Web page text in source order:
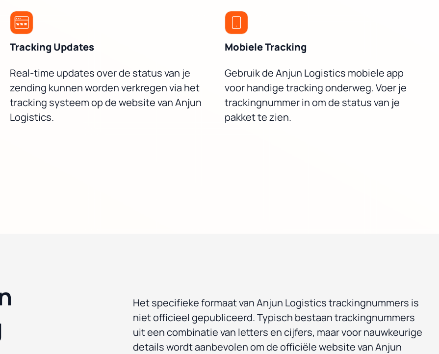
Tracking Updates
Real-time updates over de status van je
zending kunnen worden verkregen via het
tracking systeem op de website van Anjun
Logistics.
Mobiele Tracking
Gebruik de Anjun Logistics mobiele app
voor handige tracking onderweg. Voer je
trackingnummer in om de status van je
pakket te zien.
Het specifieke formaat van Anjun Logistics trackingnummers is
niet officieel gepubliceerd. Typisch bestaan trackingnummers
uit een combinatie van letters en cijfers, maar voor nauwkeurige
details wordt aanbevolen om de officiële website van Anjun